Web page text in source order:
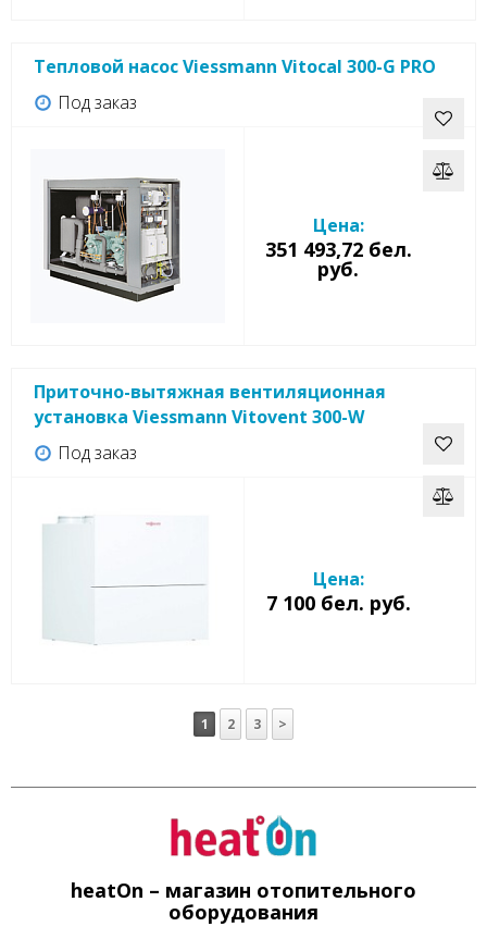
Под заказ
Тепловой насос Viessmann Vitocal 300-G PRO
Цена:
351 493,72 бел.
руб.
Под заказ
Приточно-вытяжная вентиляционная
установка Viessmann Vitovent 300-W
Цена:
7 100 бел. руб.
1 2 3 >
heatOn – магазин отопительного
оборудования